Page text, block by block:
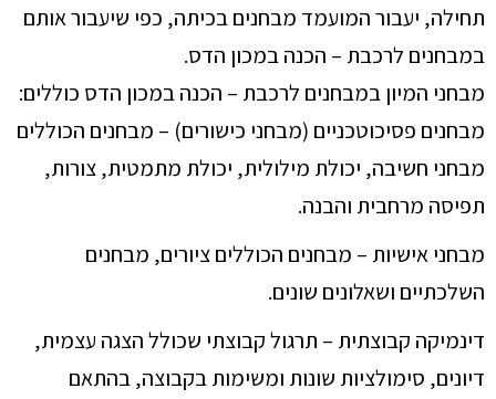
תחילה, יעבור המועמד מבחנים בכיתה, כפי שיעבור אותם
במבחנים לרכבת – הכנה במכון הדס.
מבחני המיון במבחנים לרכבת – הכנה במכון הדס כוללים:
מבחנים פסיכוטכניים (מבחני כישורים) – מבחנים הכוללים
מבחני חשיבה, יכולת מילולית, יכולת מתמטית, צורות,
תפיסה מרחבית והבנה.
מבחני אישיות – מבחנים הכוללים ציורים, מבחנים
השלכתיים ושאלונים שונים.
דינמיקה קבוצתית – תרגול קבוצתי שכולל הצגה עצמית,
דיונים, סימולציות שונות ומשימות בקבוצה, בהתאם